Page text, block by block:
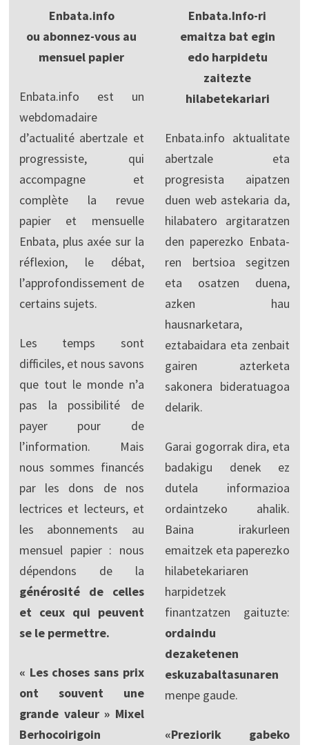
Enbata.info
ou abonnez-vous au
mensuel papier
Enbata.info est un
webdomadaire
d’actualité abertzale et
progressiste, qui
accompagne et
complète la revue
papier et mensuelle
Enbata, plus axée sur la
réflexion, le débat,
l’approfondissement de
certains sujets.
Les temps sont
difficiles, et nous savons
que tout le monde n’a
pas la possibilité de
payer pour de
l’information. Mais
nous sommes financés
par les dons de nos
lectrices et lecteurs, et
les abonnements au
mensuel papier : nous
dépendons de la
générosité de celles
et ceux qui peuvent
se le permettre.
« Les choses sans prix
ont souvent une
grande valeur » Mixel
Berhocoirigoin
Enbata.Info-ri
emaitza bat egin
edo harpidetu
zaitezte
hilabetekariari
Enbata.info aktualitate
abertzale eta
progresista aipatzen
duen web astekaria da,
hilabatero argitaratzen
den paperezko Enbata-
ren bertsioa segitzen
eta osatzen duena,
azken hau
hausnarketara,
eztabaidara eta zenbait
gairen azterketa
sakonera bideratuagoa
delarik.
Garai gogorrak dira, eta
badakigu denek ez
dutela informazioa
ordaintzeko ahalik.
Baina irakurleen
emaitzek eta paperezko
hilabetekariaren
harpidetzek
finantzatzen gaituzte:
ordaindu
dezaketenen
eskuzabaltasunaren
menpe gaude.
«Preziorik gabeko